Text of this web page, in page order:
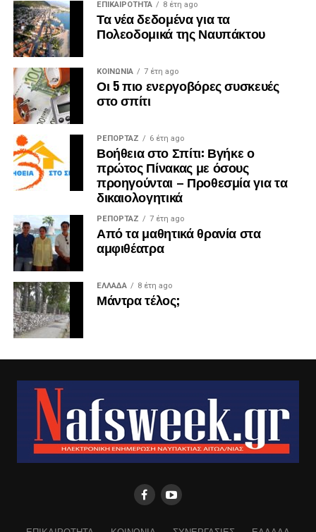
ΕΠΙΚΑΙΡΟΤΗΤΑ 8 έτη ago
Τα νέα δεδομένα για τα
Πολεοδομικά της Ναυπάκτου
ΚΟΙΝΩΝΙΑ 7 έτη ago
Οι 5 πιο ενεργοβόρες συσκευές
στο σπίτι
ΡΕΠΟΡΤΑΖ 6 έτη ago
Βοήθεια στο Σπίτι: Βγήκε ο
πρώτος Πίνακας με όσους
προηγούνται – Προθεσμία για τα
δικαιολογητικά
ΡΕΠΟΡΤΑΖ 7 έτη ago
Από τα μαθητικά θρανία στα
αμφιθέατρα
ΕΛΛΑΔΑ 8 έτη ago
Μάντρα τέλος;